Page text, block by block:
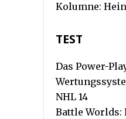
Kolumne:
TEST
Das Power-
NHL 14
Battle Worlds: